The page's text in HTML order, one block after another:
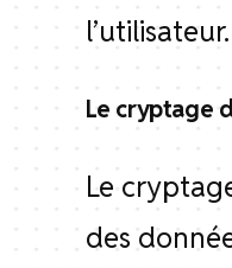
l’utilisateur.
Le cryptage
Le
des